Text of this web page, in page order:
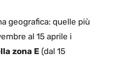
geografica: quelle più
al 15 aprile i
zona E (dal 15